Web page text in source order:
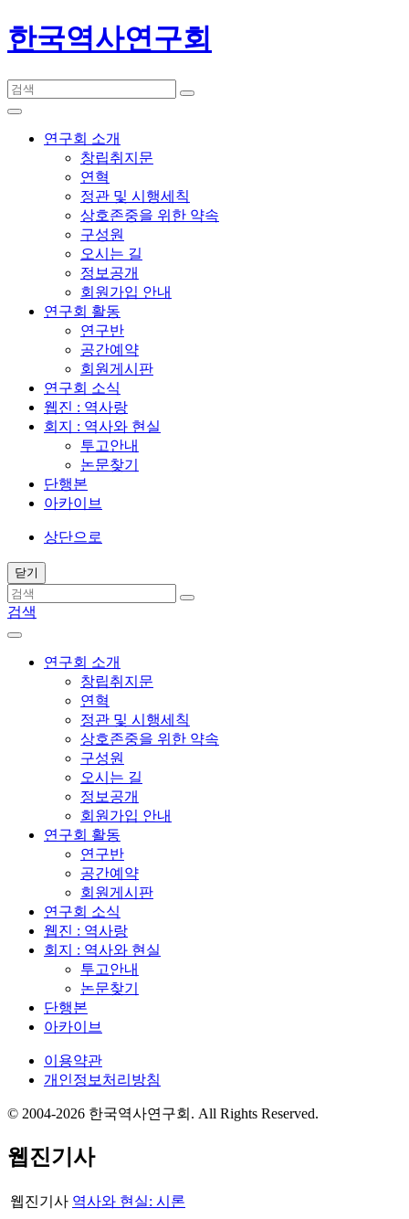
한국역사연구회
연구회 소개
창립취지문
연혁
정관 및 시행세칙
상호존중을 위한 약속
구성원
오시는 길
정보공개
회원가입 안내
연구회 활동
연구반
공간예약
회원게시판
연구회 소식
웹진 : 역사랑
회지 : 역사와 현실
투고안내
논문찾기
단행본
아카이브
상단으로
닫기
검색
연구회 소개
창립취지문
연혁
정관 및 시행세칙
상호존중을 위한 약속
구성원
오시는 길
정보공개
회원가입 안내
연구회 활동
연구반
공간예약
회원게시판
연구회 소식
웹진 : 역사랑
회지 : 역사와 현실
투고안내
논문찾기
단행본
아카이브
이용약관
개인정보처리방침
© 2004-2026 한국역사연구회. All Rights Reserved.
웹진기사
웹진기사 역사와 현실: 시론